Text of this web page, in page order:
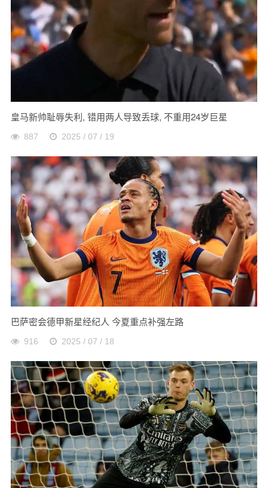
皇马新帅耻辱失利, 错用两人导致丢球, 不重用24岁巨星
887 2025 / 07 / 19
巴萨密会德甲新星经纪人 今夏重点补强左路
916 2025 / 07 / 18